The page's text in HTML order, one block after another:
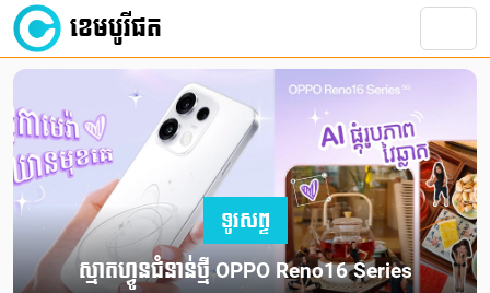
ខេមបូរីផត
ទូរសព្ទ
ស្មាតហ្វូនជំនាន់ថ្មី OPPO Reno16 Series